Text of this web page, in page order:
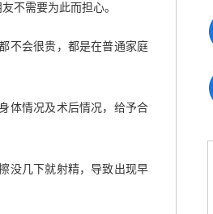
不需要为此而担心。
不会很贵，都是在普通家庭
体情况及术后情况，给予合
没几下就射精，导致出现早